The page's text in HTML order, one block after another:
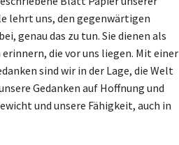
lehrt uns, den gegenwärtigen
genau das zu tun. Sie dienen als
die vor uns liegen. Mit einer
sind wir in der Lage, die Welt
Gedanken auf Hoffnung und
und unsere Fähigkeit, auch in